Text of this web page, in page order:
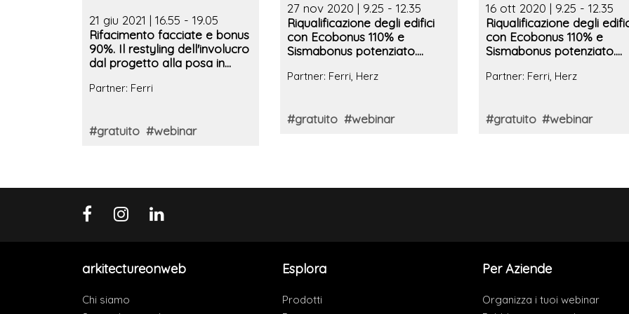
21 giu 2021 | 16.55 - 19.05
Rifacimento facciate e bonus
90%. Il restyling dell'involucro
dal progetto alla posa in
Partner: Ferri
#gratuito #webinar
27 nov 2020 | 9.25 - 12.35
Riqualificazione degli edifici
con Ecobonus 110% e
Sismabonus potenziato.
Biomassa/pompe di calore
Partner: Ferri, Herz
#gratuito #webinar
16 ott 2020 | 9.25 - 12.35
Riqualificazione degli
con Ecobonus 110% e
Sismabonus potenziato.
Biomassa/pompe di calore
Partner: Ferri, Herz
#gratuito #webinar
arkitectureonweb
Chi siamo
Esplora
Prodotti
Per Aziende
Organizza i tuoi webinar